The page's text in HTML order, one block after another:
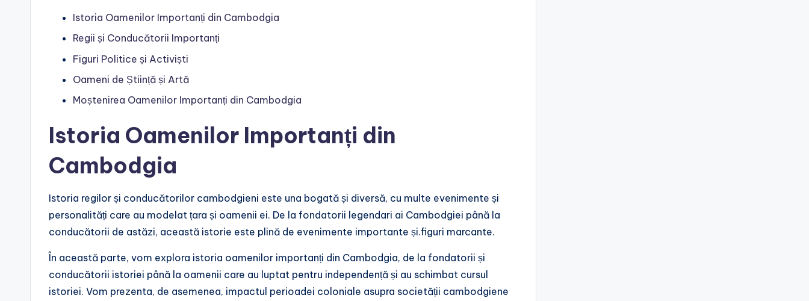
Istoria Oamenilor Importanți din Cambodgia
Regii și Conducătorii Importanți
Figuri Politice și Activiști
Oameni de Știință și Artă
Moștenirea Oamenilor Importanți din Cambodgia
Istoria Oamenilor Importanți din
Cambodgia
Istoria regilor și conducătorilor cambodgieni este una bogată și diversă, cu multe evenimente și
personalități care au modelat țara și oamenii ei. De la fondatorii legendari ai Cambodgiei până la
conducătorii de astăzi, această istorie este plină de evenimente importante și.figuri marcante.
În această parte, vom explora istoria oamenilor importanți din Cambodgia, de la fondatorii și
conducătorii istoriei până la oamenii care au luptat pentru independență și au schimbat cursul
istoriei. Vom prezenta, de asemenea, impactul perioadei coloniale asupra societății cambodgiene